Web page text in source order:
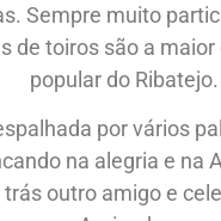
Sempre muito
de toiros são a
popular do Ribatejo.
por vários
na alegria e na
outro amigo e